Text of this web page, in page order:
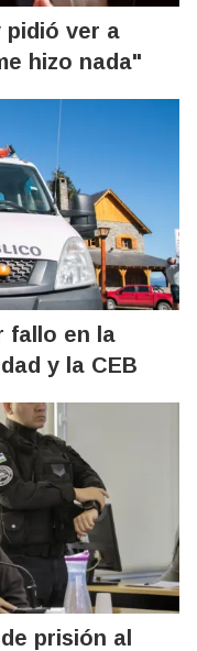
pidió ver a
hizo nada"
fallo en la
y la CEB
prisión al